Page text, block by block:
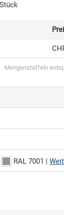
Mengenstaffeln
RAL 7001 |